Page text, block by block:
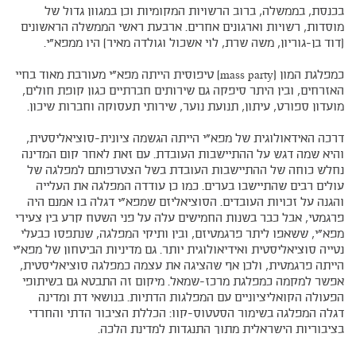
בכנסת, בממשלה, ברוב הרשויות המקומיות וכן במגוון גדול של
מוסדות, רשויות וארגונים אחרים. ארבעת ראשי הממשלה הראשונים
(דוד בן-גוריון, משה שרת, לוי אשכול וגולדה מאיר) היו ממפא"י.
כמפלגת המון (mass party) טיפוסית הייתה מפא"י מעורבת מאוד בחיי
האזרחים, ובין היתר סיפקה גם שירותים חברתיים כגון קופת חולים,
מועדון ספורט, עיתון, תנועת נוער, שירותי תעסוקה וחברות שיכון.
דרכה האידאולוגית של מפא"י הייתה הגשמה ציונית-סוציאליסטית,
והיא שמה דגש על ההתיישבות העובדת. עם זאת לאחר קום המדינה
נחלש כוחה של ההתיישבות העובדת בשל הצטרפותם למפלגה של
עולים רבים שהתיישבו בערים. כמו כן עודדה המפלגה את העלייה
והגנה על זכויות העובדים. הסוציאליזם שמפא"י דגלה בו אמנם היה
פרגמטי, אבל כבר בשנות החמישים עלה על פני השטח קרע בין צעירי
מפא"י, ששאפו ליתר פרגמטיזם, ובין ותיקי המפלגה, שנתפסו כבעלי
נטייה סוציאליסטית ואידיאולוגית יותר. גם מדיניות הביטחון של מפא"י
הייתה פרגמטית, ולכן אף שהציגה את עצמה כמפלגה סוציאליסטית,
אפשר למקמה כמפלגת מרכז-שמאל. מיקום זה התבטא גם בשיתופי
הפעולה הקואליציוניים עם המפלגות הדתיות. בנושאי דת ומדינה
דגלה המפלגה בשימור הסטטוס-קוו: הכללת הציבור הדתי והחרדי
בציבוריות הישראלית מתוך התנגדות למדינת הלכה.